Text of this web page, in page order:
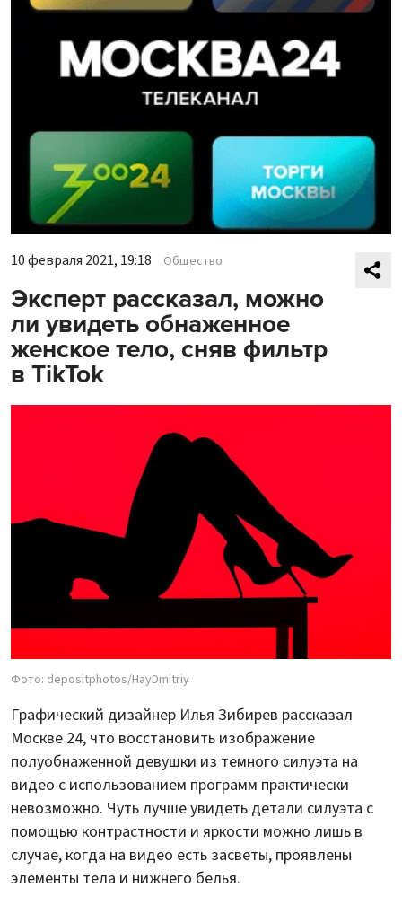
10 февраля 2021, 19:18 Общество
Эксперт рассказал, можно
ли увидеть обнаженное
женское тело, сняв фильтр
в TikTok
Фото: depositphotos/HayDmitriy
Графический дизайнер Илья Зибирев рассказал
Москве 24, что восстановить изображение
полуобнаженной девушки из темного силуэта на
видео с использованием программ практически
невозможно. Чуть лучше увидеть детали силуэта с
помощью контрастности и яркости можно лишь в
случае, когда на видео есть засветы, проявлены
элементы тела и нижнего белья.